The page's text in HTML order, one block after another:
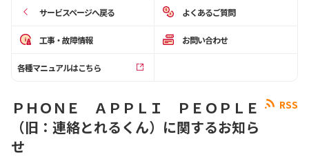
お知らせ サポートサイトの使い方
OCNのお客さまはこちら
オフィシャルサイト
サービスページへ戻る よくあるご質問
工事・故障情報 お問い合わせ
各種マニュアルはこちら
RSS
ＰＨＯＮＥ ＡＰＰＬＩ ＰＥＯＰＬＥ
（旧：連絡とれるくん）に関するお知ら
せ